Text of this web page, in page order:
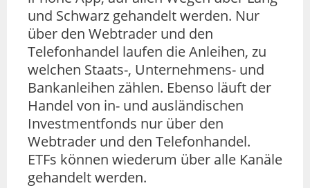
und Schwarz gehandelt werden. Nur
über den Webtrader und den
Telefonhandel laufen die Anleihen, zu
welchen Staats-, Unternehmens- und
Bankanleihen zählen. Ebenso läuft der
Handel von in- und ausländischen
Investmentfonds nur über den
Webtrader und den Telefonhandel.
ETFs können wiederum über alle Kanäle
gehandelt werden.